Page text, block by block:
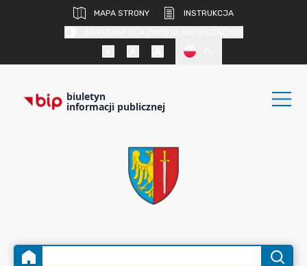
MAPA STRONY
INSTRUKCJA
biuletyn
informacji publicznej